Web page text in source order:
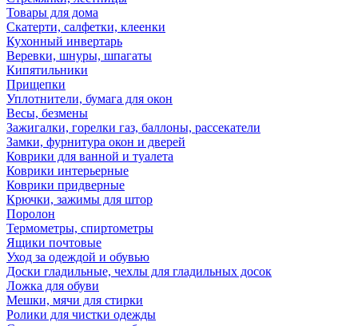
Товары для дома
Скатерти, салфетки, клеенки
Кухонный инвертарь
Веревки, шнуры, шпагаты
Кипятильники
Прищепки
Уплотнители, бумага для окон
Весы, безмены
Зажигалки, горелки газ, баллоны, рассекатели
Замки, фурнитура окон и дверей
Коврики для ванной и туалета
Коврики интерьерные
Коврики придверные
Крючки, зажимы для штор
Поролон
Термометры, спиртометры
Ящики почтовые
Уход за одеждой и обувью
Доски гладильные, чехлы для гладильных досок
Ложка для обуви
Мешки, мячи для стирки
Ролики для чистки одежды